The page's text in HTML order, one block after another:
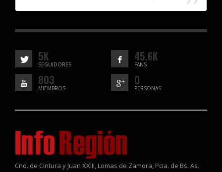
5K
SEGUIDORES
45.6K
FANS
803
MIEMBROS
0
PERSONAS
Cno. de Cintura y Juan XXIII, Lomas de Zamora, Pcia. de Bs. As.